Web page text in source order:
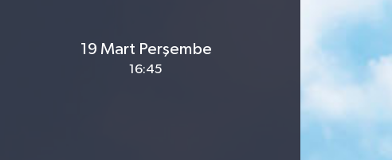
19 Mart Perşembe
16:45